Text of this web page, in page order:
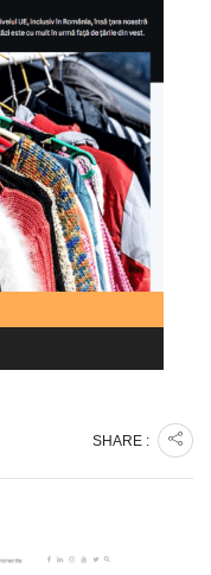
SHARE :